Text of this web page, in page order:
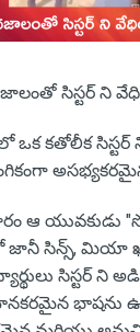
సిస్టర్ ని
కతోలీక సిస్టర్ ని
యువకుడు
జానీ సిన్స్, మియా
సిస్టర్ ని